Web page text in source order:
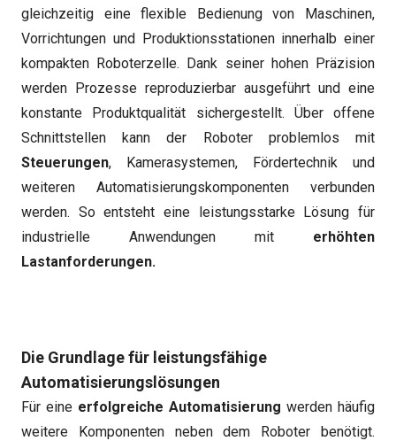
gleichzeitig eine flexible Bedienung von Maschinen,
Vorrichtungen und Produktionsstationen innerhalb einer
kompakten Roboterzelle. Dank seiner hohen Präzision
werden Prozesse reproduzierbar ausgeführt und eine
konstante Produktqualität sichergestellt. Über offene
Schnittstellen kann der Roboter problemlos mit
Steuerungen, Kamerasystemen, Fördertechnik und
weiteren Automatisierungskomponenten verbunden
werden. So entsteht eine leistungsstarke Lösung für
industrielle Anwendungen mit erhöhten
Lastanforderungen.
Die Grundlage für leistungsfähige
Automatisierungslösungen
Für eine erfolgreiche Automatisierung werden häufig
weitere Komponenten neben dem Roboter benötigt.